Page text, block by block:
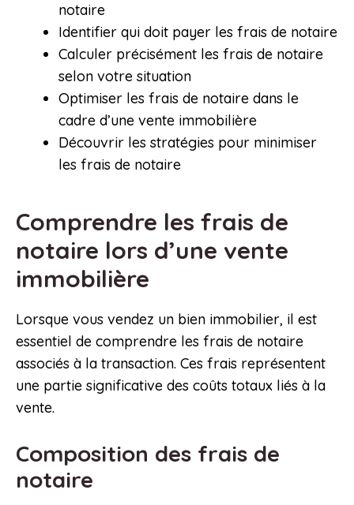
notaire
Identifier qui doit payer les frais de notaire
Calculer précisément les frais de notaire
selon votre situation
Optimiser les frais de notaire dans le
cadre d’une vente immobilière
Découvrir les stratégies pour minimiser
les frais de notaire
Comprendre les frais de
notaire lors d’une vente
immobilière
Lorsque vous vendez un bien immobilier, il est
essentiel de comprendre les frais de notaire
associés à la transaction. Ces frais représentent
une partie significative des coûts totaux liés à la
vente.
Composition des frais de
notaire